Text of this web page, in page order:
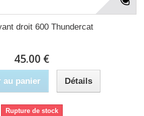
droit 600 Thundercat
45.00 €
au panier Détails
Rupture de stock